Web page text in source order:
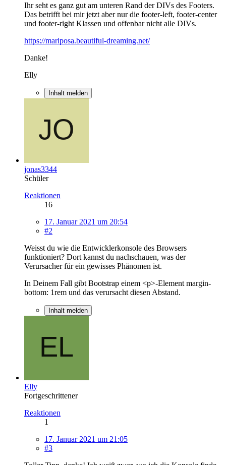
Ihr seht es ganz gut am unteren Rand der DIVs des Footers.
Das betrifft bei mir jetzt aber nur die footer-left, footer-center
und footer-right Klassen und offenbar nicht alle DIVs.
https://mariposa.beautiful-dreaming.net/
Danke!
Elly
Inhalt melden
jonas3344
Schüler
Reaktionen
16
17. Januar 2021 um 20:54
#2
Weisst du wie die Entwicklerkonsole des Browsers
funktioniert? Dort kannst du nachschauen, was der
Verursacher für ein gewisses Phänomen ist.
In Deinem Fall gibt Bootstrap einem <p>-Element margin-
bottom: 1rem und das verursacht diesen Abstand.
Inhalt melden
Elly
Fortgeschrittener
Reaktionen
1
17. Januar 2021 um 21:05
#3